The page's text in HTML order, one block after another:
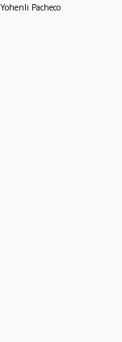
Yohenli Pacheco